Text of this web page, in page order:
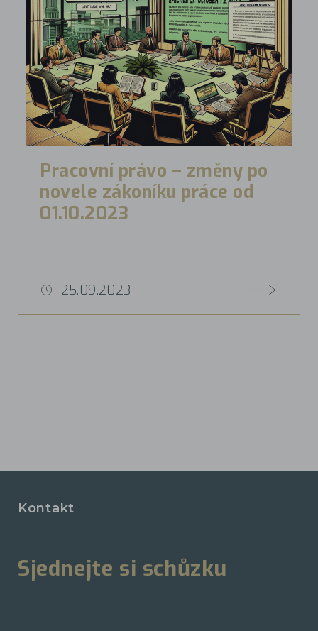
Pracovní právo – změny po
novele zákoníku práce od
01.10.2023
25.09.2023
Kontakt
Sjednejte si schůzku